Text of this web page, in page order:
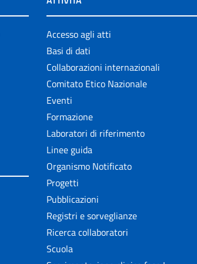
Accesso agli atti
Basi di dati
Collaborazioni internazionali
Comitato Etico Nazionale
Eventi
Formazione
Laboratori di riferimento
Linee guida
Organismo Notificato
Progetti
Pubblicazioni
Registri e sorveglianze
Ricerca collaboratori
Scuola